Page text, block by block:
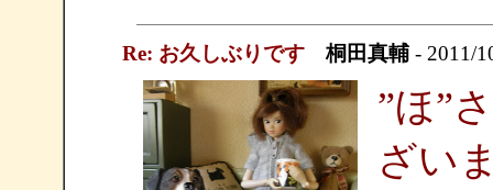
Re: お久しぶりです 桐田真輔- 2011/
”ほ”
ざい